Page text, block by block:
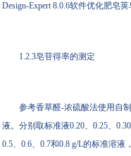
Design-Expert 8.0.6软件优化肥皂荚
1.2.3皂苷得率的测定
参考香草醛-浓硫酸法使用自制
液。分别取标准液0.20、0.25
0.5、0.6、0.7和0.8 g/L的标准